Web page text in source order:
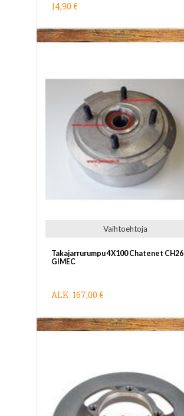
14,90 €
Vaihtoehtoja
Takajarrurumpu 4X100 Chatenet CH26
GIMEC
ALK. 167,00 €